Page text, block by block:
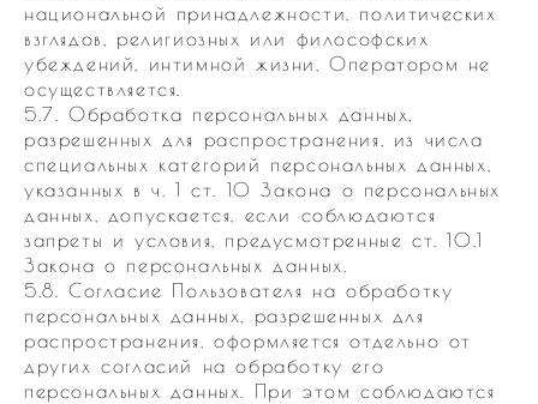
национальной принадлежности, политических
взглядов, религиозных или философских
убеждений, интимной жизни, Оператором не
осуществляется.
5.7. Обработка персональных данных,
разрешенных для распространения, из числа
специальных категорий персональных данных,
указанных в ч. 1 ст. 10 Закона о персональных
данных, допускается, если соблюдаются
запреты и условия, предусмотренные ст. 10.1
Закона о персональных данных.
5.8. Согласие Пользователя на обработку
персональных данных, разрешенных для
распространения, оформляется отдельно от
других согласий на обработку его
персональных данных. При этом соблюдаются